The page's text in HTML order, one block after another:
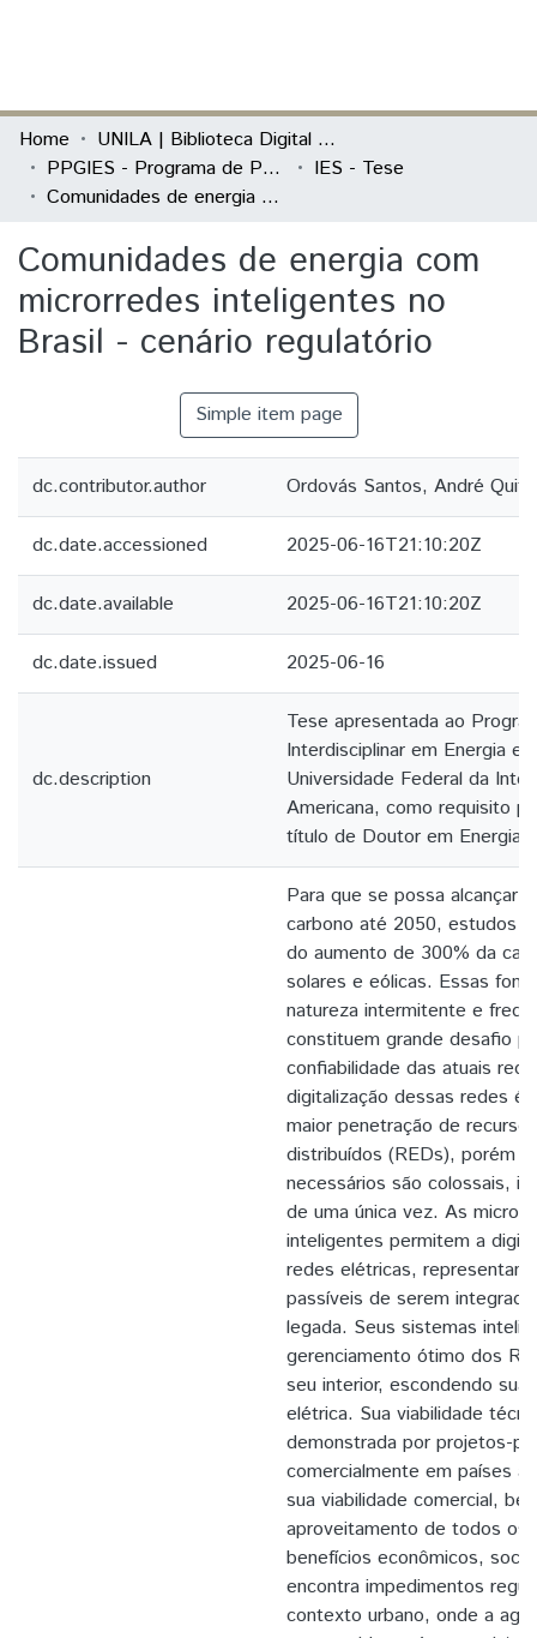
Communities & Collections
All of DSpace
Home
UNILA | Biblioteca Digital de Dissertações e Teses
PPGIES - Programa de Pós-Graduação Interdisciplinar em Energia e Sustentabilidade
IES - Tese
Comunidades de energia com microrredes inteligentes no Brasil - cenário regulatório
Comunidades de energia com
microrredes inteligentes no
Brasil - cenário regulatório
Simple item page
dc.contributor.author Ordovás Santos, André
dc.date.accessioned 2025-06-16T21:10:20Z
dc.date.available 2025-06-16T21:10:20Z
dc.date.issued 2025-06-16
dc.description
Tese apresentada ao
Interdisciplinar em Energia e
Universidade Federal da
Americana, como requisito
título de Doutor em Energia
Para que se possa alcançar
carbono até 2050, estudos
do aumento de 300% da
solares e eólicas. Essas
natureza intermitente e
constituem grande desafio
confiabilidade das atuais
digitalização dessas redes é
maior penetração de
distribuídos (REDs), porém
necessários são colossais,
de uma única vez. As
inteligentes permitem a
redes elétricas,
passíveis de serem
legada. Seus sistemas
gerenciamento ótimo dos
seu interior, escondendo
elétrica. Sua viabilidade
demonstrada por projetos-
comercialmente em países
sua viabilidade comercial,
aproveitamento de todos os
benefícios econômicos,
encontra impedimentos
contexto urbano, onde a